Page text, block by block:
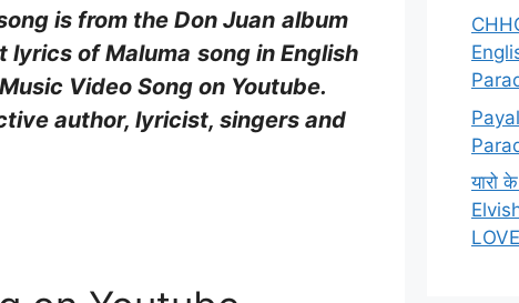
is from the Don Juan album
lyrics of Maluma song in English
Video Song on Youtube.
author, lyricist, singers and
यारो